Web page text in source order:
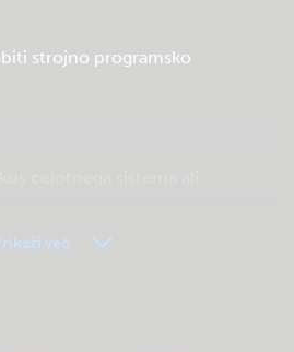
strojno programsko
več